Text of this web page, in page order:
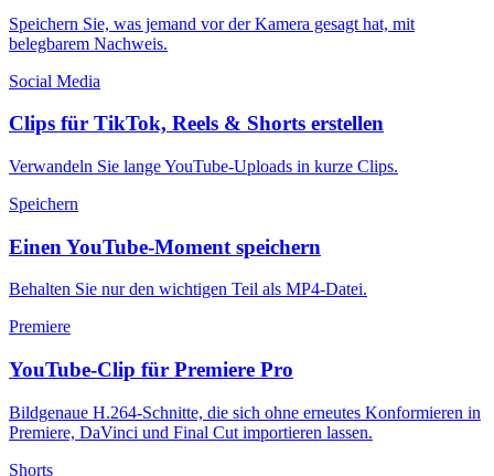
Speichern Sie, was jemand vor der Kamera gesagt hat, mit
belegbarem Nachweis.
Social Media
Clips für TikTok, Reels & Shorts erstellen
Verwandeln Sie lange YouTube-Uploads in kurze Clips.
Speichern
Einen YouTube-Moment speichern
Behalten Sie nur den wichtigen Teil als MP4-Datei.
Premiere
YouTube-Clip für Premiere Pro
Bildgenaue H.264-Schnitte, die sich ohne erneutes Konformieren in
Premiere, DaVinci und Final Cut importieren lassen.
Shorts